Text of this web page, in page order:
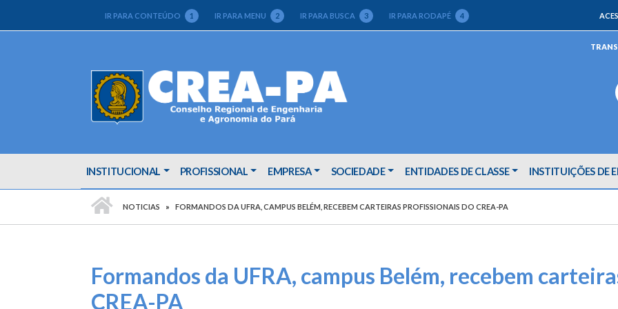
IR PARA CONTEÚDO 1 IR PARA MENU 2 IR PARA BUSCA 3 IR PARA RODAPÉ 4
INSTITUCIONAL PROFISSIONAL EMPRESA SOCIEDADE ENTIDADES DE CLASSE INSTITUIÇÕES DE
NOTICIAS FORMANDOS DA UFRA, CAMPUS BELÉM, RECEBEM CARTEIRAS PROFISSIONAIS DO CREA-PA
Formandos da UFRA, campus Belém, recebem
CREA-PA